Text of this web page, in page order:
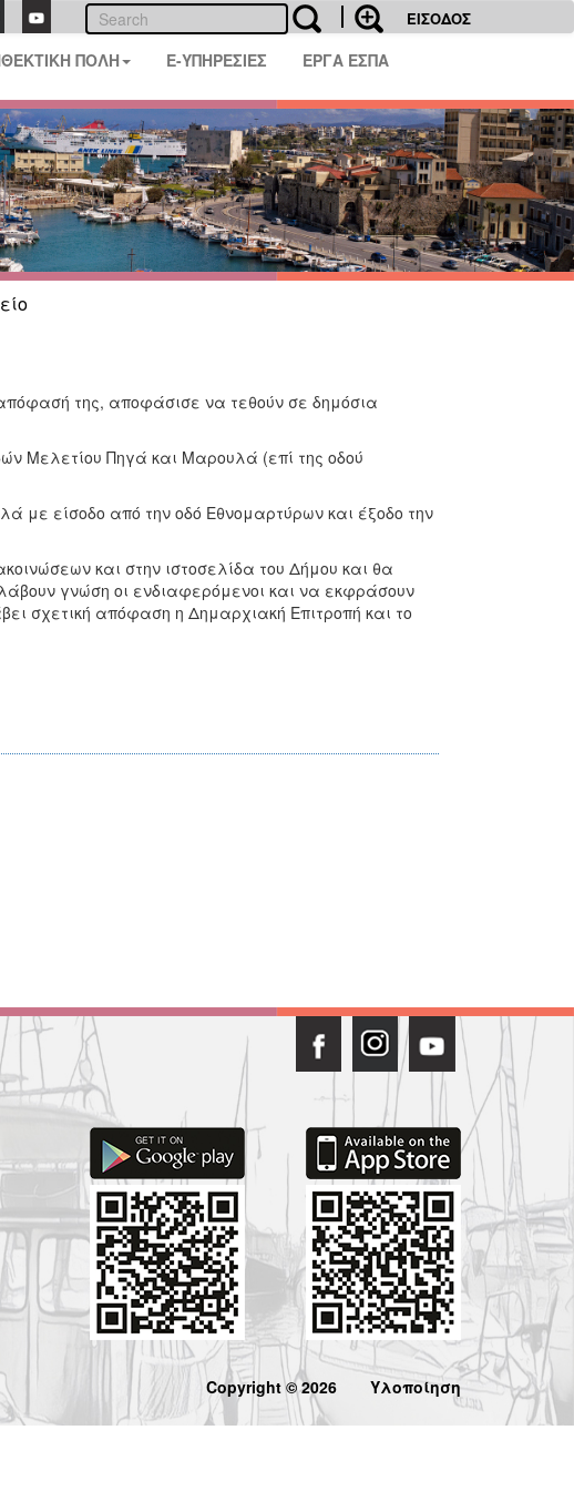
ΕΙΣΟΔΟΣ
ΠΟΛΗ E-ΥΠΗΡΕΣΙΕΣ ΕΡΓΑ ΕΣΠΑ
της, αποφάσισε να τεθούν σε δημόσια
Μελετίου Πηγά και Μαρουλά (επί της οδού
είσοδο από την οδό Εθνομαρτύρων και έξοδο την
και στην ιστοσελίδα του Δήμου και θα
γνώση οι ενδιαφερόμενοι και να εκφράσουν
σχετική απόφαση η Δημαρχιακή Επιτροπή και το
Copyright © 2026 Υλοποίηση